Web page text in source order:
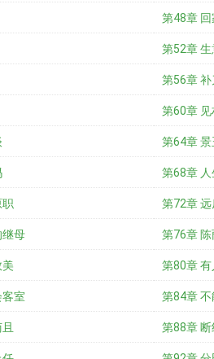
第48章 回
第52章 生
第56章 补
第60章 见
第64章
第68章
第72章 远
继母 第76章
第80章 有
室 第84章
第88章 断